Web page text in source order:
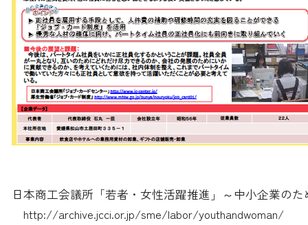
日本商工会議所「若者・女性活躍推進」～中小企業の
http://archive.jcci.or.jp/sme/labor/youthandwoman/